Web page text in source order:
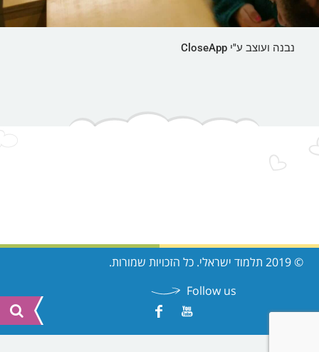
נבנה ועוצב ע"י CloseApp
© 2019 תלמוד ישראלי. כל הזכויות שמורות.
Follow us